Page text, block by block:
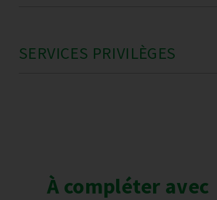
SERVICES PRIVILÈGES
À compléter avec